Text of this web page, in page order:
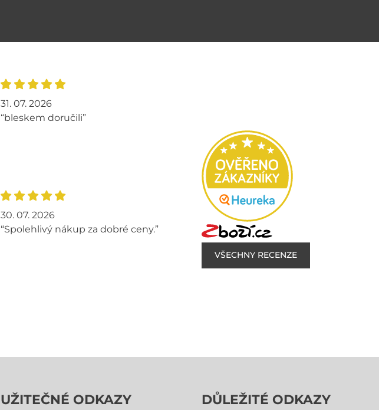
31. 07. 2026
“bleskem doručili”
30. 07. 2026
“Spolehlivý nákup za dobré ceny.”
VŠECHNY RECENZE
UŽITEČNÉ ODKAZY DŮLEŽITÉ ODKAZY